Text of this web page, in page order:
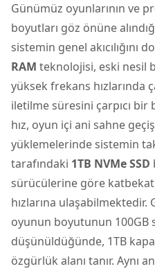
Günümüz oyunlarının ve
boyutları göz önüne
sistemin genel akıcılığını
RAM teknolojisi, eski nesil
yüksek frekans hızlarında
iletilme süresini çarpıcı
hız, oyun içi ani sahne
yüklemelerinde sistemin
tarafındaki 1TB NVMe SSD
sürücülerine göre
hızlarına
oyunun boyutunun 100GB
düşünüldüğünde, 1TB
özgürlük alanı tanır. Aynı